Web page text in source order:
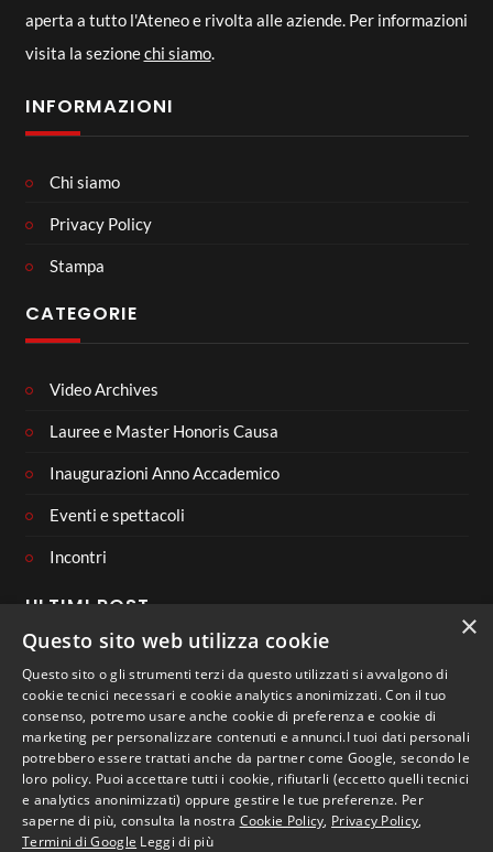
aperta a tutto l'Ateneo e rivolta alle aziende. Per informazioni
visita la sezionechi siamo.
INFORMAZIONI
Chi siamo
Privacy Policy
Stampa
CATEGORIE
Video Archives
Lauree e Master Honoris Causa
Inaugurazioni Anno Accademico
Eventi e spettacoli
Incontri
ULTIMI POST
CONNECT WITH US
×
Questo sito web utilizza cookie
Questo sito o gli strumenti terzi da questo utilizzati si avvalgono di
cookie tecnici necessari e cookie analytics anonimizzati. Con il tuo
consenso, potremo usare anche cookie di preferenza e cookie di
marketing per personalizzare contenuti e annunci.I tuoi dati personali
potrebbero essere trattati anche da partner come Google, secondo le
loro policy. Puoi accettare tutti i cookie, rifiutarli (eccetto quelli tecnici
e analytics anonimizzati) oppure gestire le tue preferenze. Per
saperne di più, consulta la nostra Cookie Policy, Privacy Policy,
Termini di Google Leggi di più